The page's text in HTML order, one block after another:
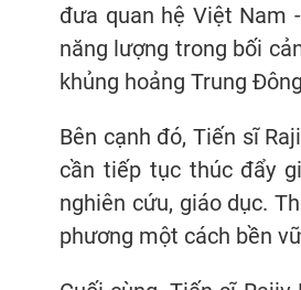
đưa quan hệ Việt Nam
năng lượng trong bối
khủng hoảng Trung
Bên cạnh đó, Tiến sĩ
cần tiếp tục thúc đẩy
nghiên cứu, giáo dục.
phương một cách bền